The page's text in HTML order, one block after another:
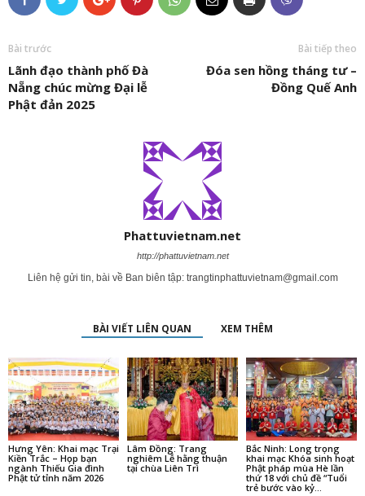
Bài trước
Lãnh đạo thành phố Đà
Nẵng chúc mừng Đại lễ
Phật đản 2025
Bài tiếp theo
Đóa sen hồng tháng tư –
Đồng Quế Anh
Phattuvietnam.net
http://phattuvietnam.net
Liên hệ gửi tin, bài về Ban biên tập: trangtinphattuvietnam@gmail.com
BÀI VIẾT LIÊN QUAN XEM THÊM
Hưng Yên: Khai mạc Trại
Kiền Trắc – Họp bạn
ngành Thiếu Gia đình
Phật tử tỉnh năm 2026
Lâm Đồng: Trang
nghiêm Lễ hằng thuận
tại chùa Liên Trì
Bắc Ninh: Long trọng
khai mạc Khóa sinh hoạt
Phật pháp mùa Hè lần
thứ 18 với chủ đề “Tuổi
trẻ bước vào kỷ...